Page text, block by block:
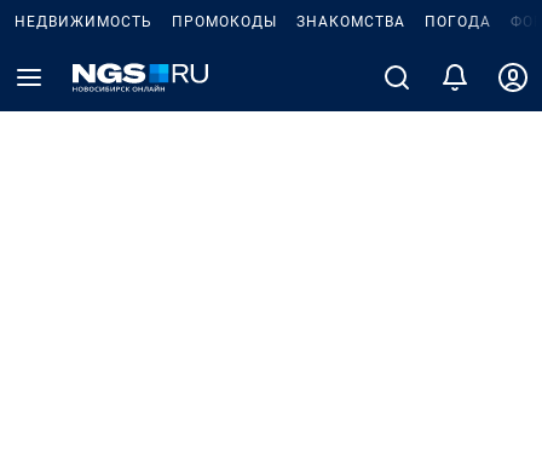
НЕДВИЖИМОСТЬ ПРОМОКОДЫ ЗНАКОМСТВА ПОГОДА